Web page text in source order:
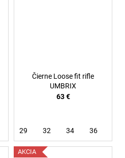
Čierne Loose fit rifle
UMBRIX
63 €
29 32 34 36
AKCIA